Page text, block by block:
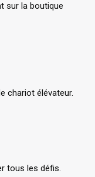
sur la boutique
chariot élévateur.
tous les défis.